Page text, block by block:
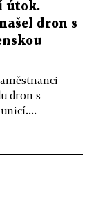
útok.
dron s
dron s